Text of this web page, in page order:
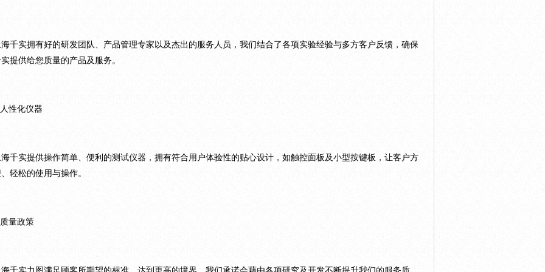
千实拥有好的研发团队、产品管理专家以及杰出的服务人员，我们结合了各项实验经验与多方客户反馈，确保
提供给您质量的产品及服务。
性化仪器
千实提供操作简单、便利的测试仪器，拥有符合用户体验性的贴心设计，如触控面板及小型按键板，让客户方
轻松的使用与操作。
量政策
千实力图满足顾客所期望的标准，达到更高的境界，我们承诺会藉由各项研究及开发不断提升我们的服务质